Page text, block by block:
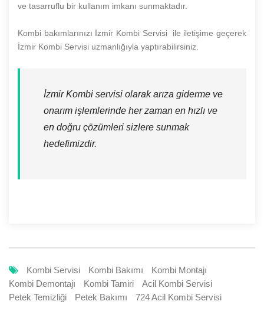
ve tasarruflu bir kullanım imkanı sunmaktadır.
Kombi bakımlarınızı İzmir Kombi Servisi ile iletişime geçerek
İzmir Kombi Servisi uzmanlığıyla yaptırabilirsiniz.
İzmir Kombi servisi olarak arıza giderme ve
onarım işlemlerinde her zaman en hızlı ve
en doğru çözümleri sizlere sunmak
hedefimizdir.
Kombi Servisi Kombi Bakımı
Kombi Montajı
Kombi Demontajı
Kombi Tamiri
Acil Kombi Servisi
Petek Temizliği
Petek Bakımı 724 Acil Kombi Servisi